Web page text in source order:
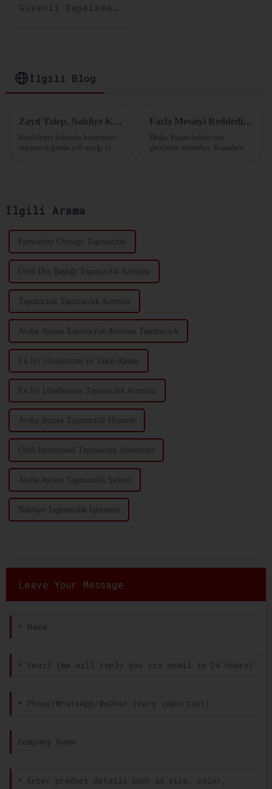
Güvenli Depolama
İlgili Blog
Zayıf Talep, Nakliye Kapasitesinde Arz Fazlası ve Kızıldeniz nakliyesi baskı altında.
Kızıldeniz krizinin konteyner
taşımacılığında yol açtığı ciddi
Fazla Mesaiyi Reddediyoruz! Kuzey Amerika'nın Büyük Limanı "Süresiz Greve" Giriyor! Transatlantik Navlun Oranları Artacak mı?
Doğu Yakası'ndaki son
grevlerin ardından, Kanada'nın
İlgili Arama
Forwarder Chicago Taşımacılık
Ünlü Duş Başlığı Taşımacılık Acentası
Taşımacılık Taşımacılık Acentası
Araba Aynası Taşımacılık Acentası Taşımacılık
En İyi Uluslararası ve Takas Ajansı
En İyi Uluslararası Taşımacılık Acentası
Araba Aynası Taşımacılık Hizmeti
Ünlü Intermodal Taşımacılık Acenteleri
Araba Aynası Taşımacılık Şirketi
Nakliye Taşımacılık İşletmesi
Leave Your Message